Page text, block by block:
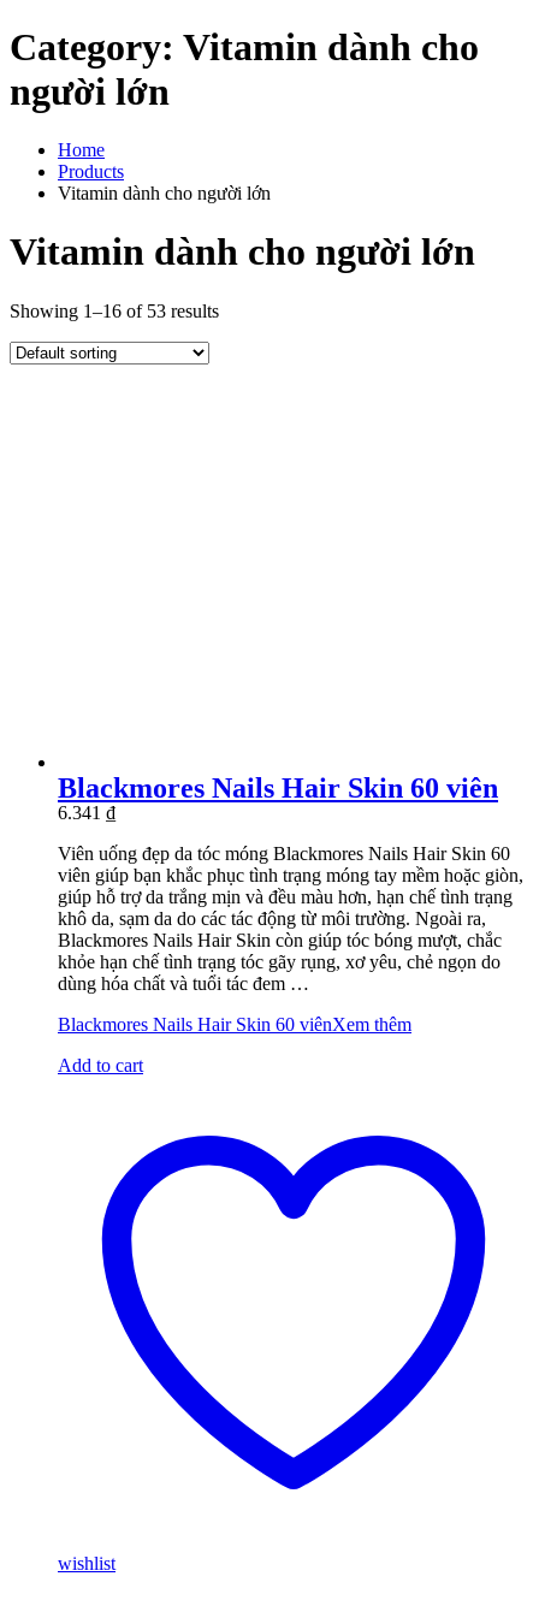
Category: Vitamin dành cho
người lớn
Home
Products
Vitamin dành cho người lớn
Vitamin dành cho người lớn
Showing 1–16 of 53 results
Blackmores Nails Hair Skin 60 viên
6.341 ₫
Viên uống đẹp da tóc móng Blackmores Nails Hair Skin 60
viên giúp bạn khắc phục tình trạng móng tay mềm hoặc giòn,
giúp hỗ trợ da trắng mịn và đều màu hơn, hạn chế tình trạng
khô da, sạm da do các tác động từ môi trường. Ngoài ra,
Blackmores Nails Hair Skin còn giúp tóc bóng mượt, chắc
khỏe hạn chế tình trạng tóc gãy rụng, xơ yêu, chẻ ngọn do
dùng hóa chất và tuổi tác đem …
Blackmores Nails Hair Skin 60 viênXem thêm
Add to cart
wishlist